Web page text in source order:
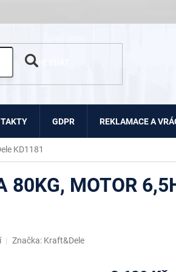
GDPR REKLAMACE A
KD1181
80KG, MOTOR
Značka: Kraft&Dele